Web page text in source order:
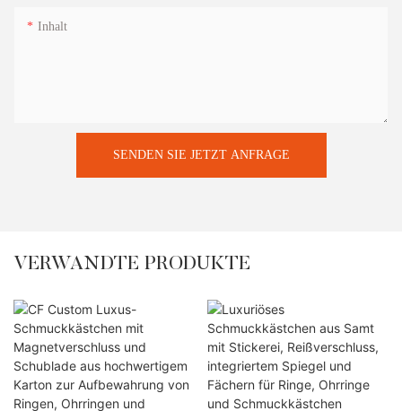
Inhalt
SENDEN SIE JETZT ANFRAGE
VERWANDTE PRODUKTE